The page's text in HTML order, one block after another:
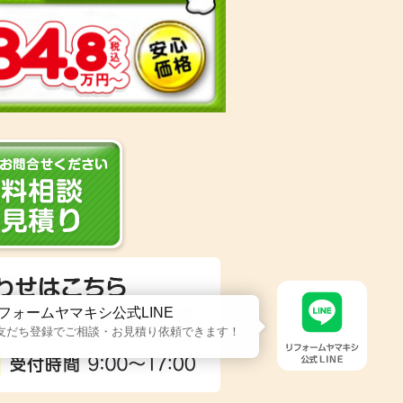
ォームヤマキシ公式LINE
だち登録でご相談・お見積り依頼できます！